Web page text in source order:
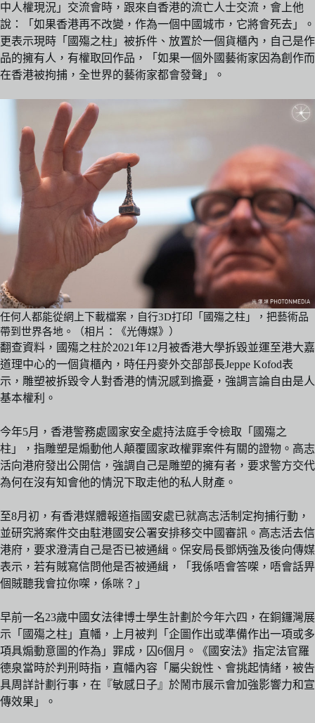
中人權現況」交流會時，跟來自香港的流亡人士交流，會上他
說：「如果香港再不改變，作為一個中國城巿，它將會死去」。
更表示現時「國殤之柱」被拆件、放置於一個貨櫃內，自己是作
品的擁有人，有權取回作品，「如果一個外國藝術家因為創作而
在香港被拘捕，全世界的藝術家都會發聲」。
任何人都能從網上下載檔案，自行3D打印「國殤之柱」，把藝術品
帶到世界各地。（相片：《光傳媒》）
翻查資料，國殤之柱於2021年12月被香港大學拆毀並運至港大嘉
道理中心的一個貨櫃內，時任丹麥外交部部長Jeppe Kofod表
示，雕塑被拆毀令人對香港的情況感到擔憂，強調言論自由是人
基本權利。
今年5月，香港警務處國家安全處持法庭手令檢取「國殤之
柱」，指雕塑是煽動他人顛覆國家政權罪案件有關的證物。高志
活向港府發出公開信，強調自己是雕塑的擁有者，要求警方交代
為何在沒有知會他的情況下取走他的私人財產。
至8月初，有香港媒體報道指國安處已就高志活制定拘捕行動，
並研究將案件交由駐港國安公署安排移交中國審訊。高志活去信
港府，要求澄清自己是否已被通緝。保安局長鄧炳強及後向傳媒
表示，若有賊寫信問他是否被通緝，「我係唔會答㗎，唔會話畀
個賊聽我會拉你㗎，係咪？」
早前一名23歲中國女法律博士學生計劃於今年六四，在銅鑼灣展
示「國殤之柱」直幡，上月被判「企圖作出或準備作出一項或多
項具煽動意圖的作為」罪成，囚6個月。《國安法》指定法官羅
德泉當時於判刑時指，直幡內容「屬尖銳性、會挑起情緒，被告
具周詳計劃行事，在『敏感日子』於鬧市展示會加強影響力和宣
傳效果」。